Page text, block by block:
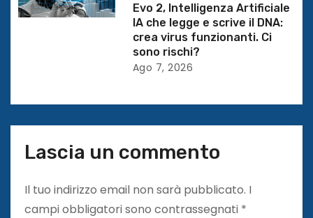
c
i
Evo 2, Intelligenza Artificiale
IA che legge e scrive il DNA:
crea virus funzionanti. Ci
sono rischi?
Ago 7, 2026
Lascia un commento
Il tuo indirizzo email non sarà pubblicato. I
campi obbligatori sono contrassegnati *